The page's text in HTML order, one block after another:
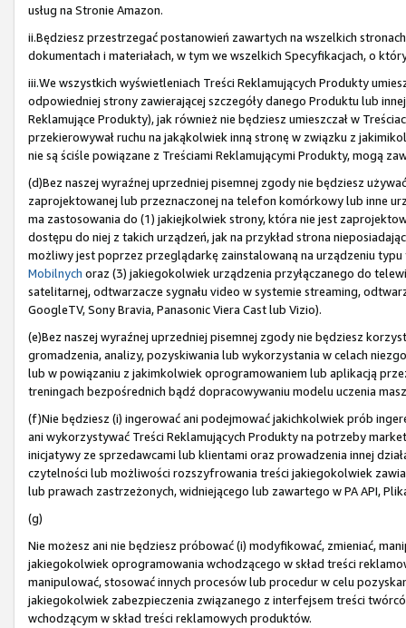
usług na Stronie Amazon.
ii.Będziesz przestrzegać postanowień zawartych na wszelkich
dokumentach i materiałach, w tym we wszelkich Specyfikacjach, o
iii.We wszystkich wyświetleniach Treści Reklamujących Produkty
odpowiedniej strony zawierającej szczegóły danego Produktu lub
Reklamujące Produkty), jak również nie będziesz umieszczał w
przekierowywał ruchu na jakąkolwiek inną stronę w związku z
nie są ściśle powiązane z Treściami Reklamującymi Produkty, mogą
(d)Bez naszej wyraźnej uprzedniej pisemnej zgody nie będziesz
zaprojektowanej lub przeznaczonej na telefon komórkowy lub inne
ma zastosowania do (1) jakiejkolwiek strony, która nie jest
dostępu do niej z takich urządzeń, jak na przykład strona
możliwy jest poprzez przeglądarkę zainstalowaną na urządzeniu
Mobilnych oraz (3) jakiegokolwiek urządzenia przyłączanego do
satelitarnej, odtwarzacze sygnału video w systemie streaming,
GoogleTV, Sony Bravia, Panasonic Viera Cast lub Vizio).
(e)Bez naszej wyraźnej uprzedniej pisemnej zgody nie będziesz
gromadzenia, analizy, pozyskiwania lub wykorzystania w celach
lub w powiązaniu z jakimkolwiek oprogramowaniem lub aplikacją
treningach bezpośrednich bądź dopracowywaniu modelu uczenia
(f)Nie będziesz (i) ingerować ani podejmować jakichkolwiek prób
ani wykorzystywać Treści Reklamujących Produkty na potrzeby
inicjatywy ze sprzedawcami lub klientami oraz prowadzenia innej
czytelności lub możliwości rozszyfrowania treści jakiegokolwiek
lub prawach zastrzeżonych, widniejącego lub zawartego w PA API,
(g)
Nie możesz ani nie będziesz próbować (i) modyfikować, zmieniać,
jakiegokolwiek oprogramowania wchodzącego w skład treści
manipulować, stosować innych procesów lub procedur w celu
jakiegokolwiek zabezpieczenia związanego z interfejsem treści
wchodzącym w skład treści reklamowych produktów.